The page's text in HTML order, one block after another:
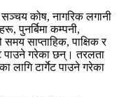
सञ्चय कोष, नागरिक लगानी
पुनर्बिमा कम्पनी,
साप्ताहिक, पाक्षिक र
पाउने गरेका छन्। तरलता
लागि टार्गेट पाउने गरेका